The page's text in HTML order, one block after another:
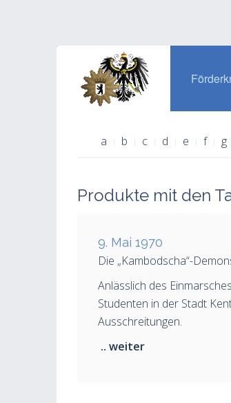
a b c d e f g
Produkte mit den
9. Mai 1970
Die „Kambodscha“-
Anlässlich des
Studenten in der Stadt
Ausschreitungen.
.. weiter